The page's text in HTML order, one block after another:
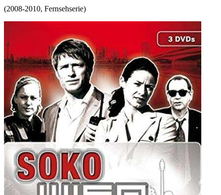
(2008-2010, Fernsehserie)